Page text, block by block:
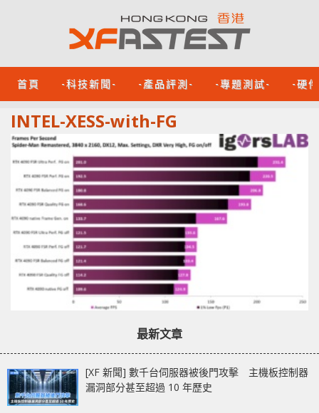
首頁 -科技新聞- -產品評測- -專題測試- -硬
INTEL-XESS-with-FG
最新文章
[XF 新聞] 數千台伺服器被後門攻擊 主機板控制器
漏洞部分甚至超過 10 年歷史